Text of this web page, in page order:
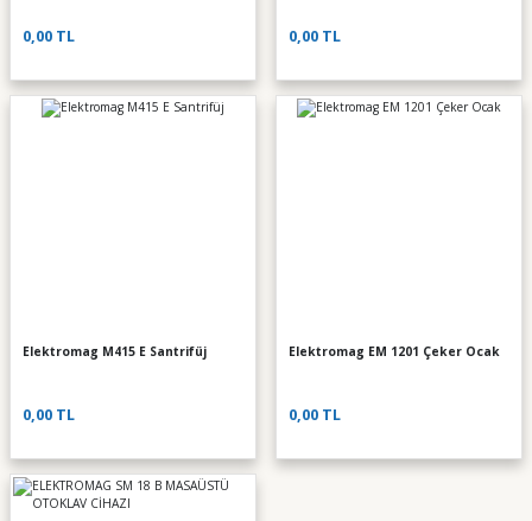
0,00 TL 0,00 TL
Elektromag M415 E Santrifüj
0,00 TL
Elektromag EM 1201 Çeker Ocak
0,00 TL